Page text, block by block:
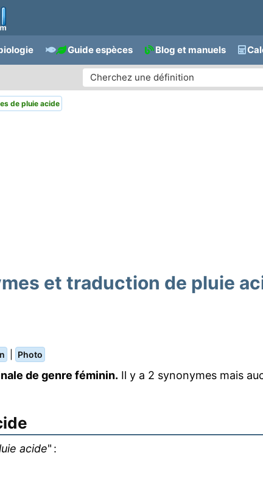
Guide espèces Blog et manuels
de pluie acide
et traduction de pluie
Photo
de genre féminin. Il y a 2 synonymes mais
acide" :